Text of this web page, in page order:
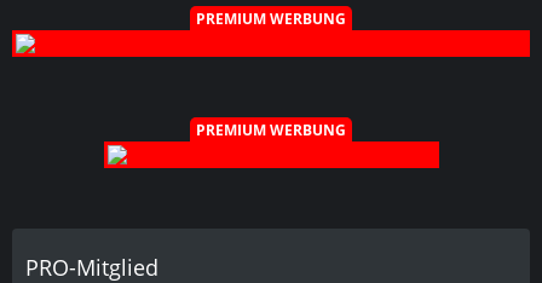
PREMIUM WERBUNG
PREMIUM WERBUNG
PRO-Mitglied